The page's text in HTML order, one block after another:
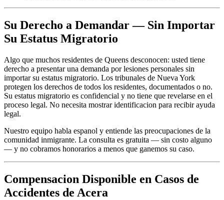
Su Derecho a Demandar — Sin Importar
Su Estatus Migratorio
Algo que muchos residentes de Queens desconocen: usted tiene
derecho a presentar una demanda por lesiones personales sin
importar su estatus migratorio. Los tribunales de Nueva York
protegen los derechos de todos los residentes, documentados o no.
Su estatus migratorio es confidencial y no tiene que revelarse en el
proceso legal. No necesita mostrar identificacion para recibir ayuda
legal.
Nuestro equipo habla espanol y entiende las preocupaciones de la
comunidad inmigrante. La consulta es gratuita — sin costo alguno
— y no cobramos honorarios a menos que ganemos su caso.
Compensacion Disponible en Casos de
Accidentes de Acera